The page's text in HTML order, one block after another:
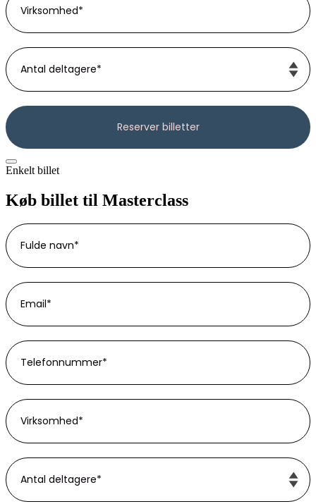
Enkelt billet
Køb billet til Masterclass